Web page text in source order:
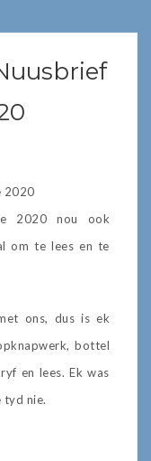
2020 nou ook
om te lees en te
ons, dus is ek
bottel
en lees. Ek was
tyd nie.